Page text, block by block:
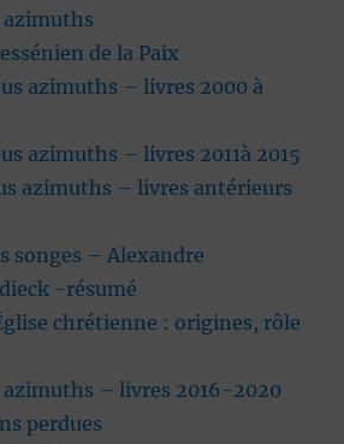
azimuths
de la Paix
azimuths – livres 2000 à
azimuths – livres 2011à 2015
azimuths – livres antérieurs
songes – Alexandre
-résumé
chrétienne : origines, rôle
azimuths – livres 2016-2020
perdues